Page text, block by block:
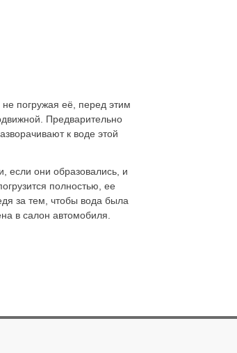
погружая её, перед этим
Предварительно
к воде этой
если они образовались, и
полностью, ее
за тем, чтобы вода была
в салон автомобиля.